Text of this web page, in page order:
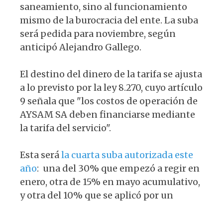
saneamiento, sino al funcionamiento
mismo de la burocracia del ente. La suba
será pedida para noviembre, según
anticipó Alejandro Gallego.
El destino del dinero de la tarifa se ajusta
a lo previsto por la ley 8.270, cuyo artículo
9 señala que "los costos de operación de
AYSAM SA deben financiarse mediante
la tarifa del servicio".
Esta serála cuarta suba autorizada este
año: una del 30% que empezó a regir en
enero, otra de 15% en mayo acumulativo,
y otra del 10% que se aplicó por un